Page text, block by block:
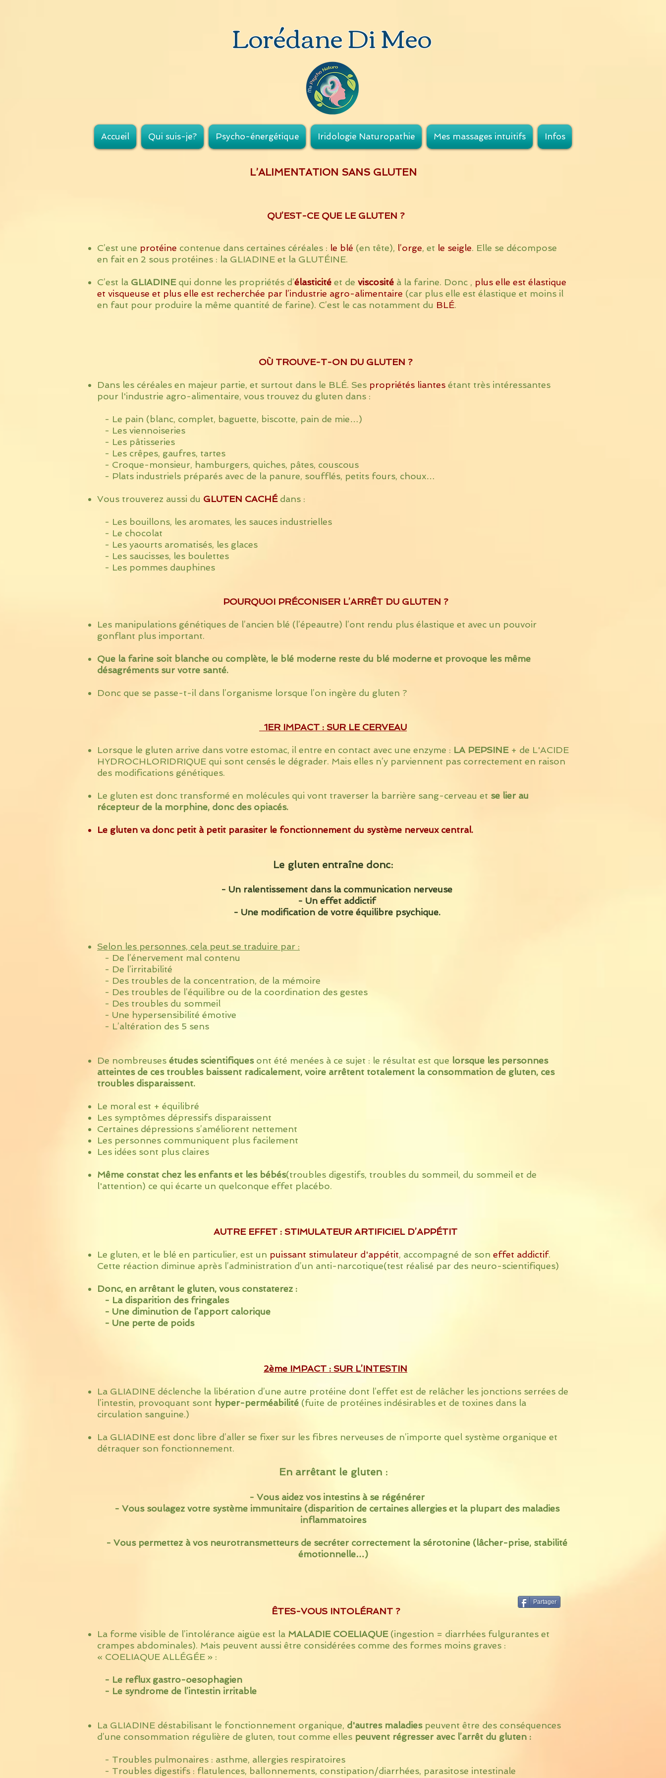
Lorédane Di Meo
Accueil Qui suis-je? Psycho-énergétique Iridologie Naturopathie Mes massages intuitifs Infos
L’ALIMENTATION SANS GLUTEN
QU’EST-CE QUE LE GLUTEN ?
C’est une protéine contenue dans certaines céréales : le blé (en tête), l’orge, et le seigle. Elle se décompose
en fait en 2 sous protéines : la GLIADINE et la GLUTÉINE.
C’est la GLIADINEqui donne les propriétés d’élasticité et de viscosité à la farine. Donc , plus elle est élastique
et visqueuse et plus elle est recherchée par l’industrie agro-alimentaire (car plus elle est élastique et moins il
en faut pour produire la même quantité de farine). C’est le cas notamment du BLÉ.
OÙ TROUVE-T-ON DU GLUTEN ?
Dans les céréales en majeur partie, et surtout dans le BLÉ. Ses propriétés liantes étant très intéressantes
pour l'industrie agro-alimentaire, vous trouvez du gluten dans :
- Le pain (blanc, complet, baguette, biscotte, pain de mie…)
- Les viennoiseries
- Les pâtisseries
- Les crêpes, gaufres, tartes
- Croque-monsieur, hamburgers, quiches, pâtes, couscous
- Plats industriels préparés avec de la panure, soufflés, petits fours, choux…
Vous trouverez aussi du GLUTEN CACHÉdans :
- Les bouillons, les aromates, les sauces industrielles
- Le chocolat
- Les yaourts aromatisés, les glaces
- Les saucisses, les boulettes
- Les pommes dauphines
POURQUOI PRÉCONISER L’ARRÊT DU GLUTEN ?
Les manipulations génétiques de l’ancien blé (l’épeautre) l’ont rendu plus élastique et avec un pouvoir
gonflant plus important.
Que la farine soit blanche ou complète, le blé moderne reste du blé moderne et provoque les même
désagréments sur votre santé.
Donc que se passe-t-il dans l’organisme lorsque l’on ingère du gluten ?
1ER IMPACT : SUR LE CERVEAU
Lorsque le gluten arrive dans votre estomac, il entre en contact avec une enzyme : LA PEPSINE+ de L'ACIDE
HYDROCHLORIDRIQUE qui sont censés le dégrader. Mais elles n’y parviennent pas correctement en raison
des modifications génétiques.
Le gluten est donc transformé en molécules qui vont traverser la barrière sang-cerveau et se lier au
récepteur de la morphine, donc des opiacés.
Le gluten va donc petit à petit parasiter le fonctionnement du système nerveux central.
Le gluten entraîne donc:
- Un ralentissement dans la communication nerveuse
- Un effet addictif
- Une modification de votre équilibre psychique.
Selon les personnes, cela peut se traduire par :
- De l’énervement mal contenu
- De l’irritabilité
- Des troubles de la concentration, de la mémoire
- Des troubles de l’équilibre ou de la coordination des gestes
- Des troubles du sommeil
- Une hypersensibilité émotive
- L’altération des 5 sens
De nombreuses études scientifiquesont été menées à ce sujet : le résultat est que lorsque les personnes
atteintes de ces troubles baissent radicalement, voire arrêtent totalement la consommation de gluten, ces
troubles disparaissent.
Le moral est + équilibré
Les symptômes dépressifs disparaissent
Certaines dépressions s’améliorent nettement
Les personnes communiquent plus facilement
Les idées sont plus claires
Même constat chez les enfants et les bébés(troubles digestifs, troubles du sommeil, du sommeil et de
l'attention) ce qui écarte un quelconque effet placébo.
AUTRE EFFET : STIMULATEUR ARTIFICIEL D’APPÉTIT
Le gluten, et le blé en particulier, est un puissant stimulateur d'appétit, accompagné de son effet addictif.
Cette réaction diminue après l’administration d’un anti-narcotique(test réalisé par des neuro-scientifiques)
Donc, en arrêtant le gluten, vous constaterez :
- La disparition des fringales
- Une diminution de l’apport calorique
- Une perte de poids
2ème IMPACT : SUR L’INTESTIN
La GLIADINE déclenche la libération d’une autre protéine dont l’effet est de relâcher les jonctions serrées de
l’intestin, provoquant sont hyper-perméabilité (fuite de protéines indésirables et de toxines dans la
circulation sanguine.)
La GLIADINE est donc libre d’aller se fixer sur les fibres nerveuses de n’importe quel système organique et
détraquer son fonctionnement.
En arrêtant le gluten :
- Vous aidez vos intestins à se régénérer
- Vous soulagez votre système immunitaire (disparition de certaines allergies et la plupart des maladies
inflammatoires
- Vous permettez à vos neurotransmetteurs de secréter correctement la sérotonine (lâcher-prise, stabilité
émotionnelle…)
ÊTES-VOUS INTOLÉRANT ?
La forme visible de l’intolérance aigüe est la MALADIE COELIAQUE(ingestion = diarrhées fulgurantes et
crampes abdominales). Mais peuvent aussi être considérées comme des formes moins graves :
« COELIAQUE ALLÉGÉE » :
- Le reflux gastro-oesophagien
- Le syndrome de l’intestin irritable
La GLIADINE déstabilisant le fonctionnement organique, d'autres maladies peuvent être des conséquences
d’une consommation régulière de gluten, tout comme elles peuvent régresser avec l’arrêt du gluten :
- Troubles pulmonaires : asthme, allergies respiratoires
- Troubles digestifs : flatulences, ballonnements, constipation/diarrhées, parasitose intestinale
Partager